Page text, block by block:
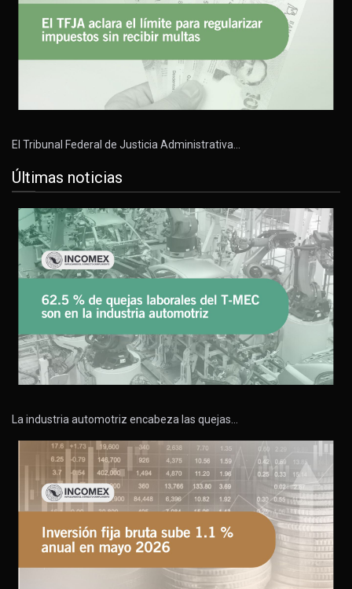
El Tribunal Federal de Justicia Administrativa…
Últimas noticias
La industria automotriz encabeza las quejas…